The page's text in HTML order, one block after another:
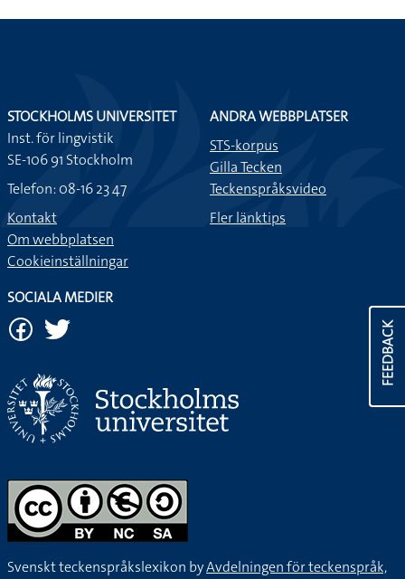
FEEDBACK
STOCKHOLMS UNIVERSITET
Inst. för lingvistik
SE-106 91 Stockholm
Telefon: 08-16 23 47
Kontakt
Om webbplatsen
Cookieinställningar
ANDRA WEBBPLATSER
STS-korpus
Gilla Tecken
Teckenspråksvideo
Fler länktips
SOCIALA MEDIER
Svenskt teckenspråkslexikon byAvdelningen för teckenspråk,